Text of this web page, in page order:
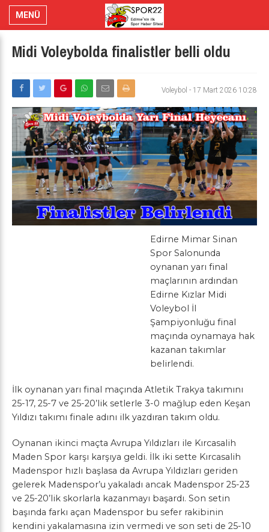
MENÜ
Midi Voleybolda finalistler belli oldu
Voleybol - 17 Mart 2026 10:28
Edirne Mimar Sinan
Spor Salonunda
oynanan yarı final
maçlarının ardından
Edirne Kızlar Midi
Voleybol İl
Şampiyonluğu final
maçında oynamaya hak
kazanan takımlar
belirlendi.
İlk oynanan yarı final maçında Atletik Trakya takımını
25-17, 25-7 ve 25-20’lik setlerle 3-0 mağlup eden Keşan
Yıldızı takımı finale adını ilk yazdıran takım oldu.
Oynanan ikinci maçta Avrupa Yıldızları ile Kırcasalih
Maden Spor karşı karşıya geldi. İlk iki sette Kırcasalih
Madenspor hızlı başlasa da Avrupa Yıldızları geriden
gelerek Madenspor’u yakaladı ancak Madenspor 25-23
ve 25-20’lik skorlarla kazanmayı başardı. Son setin
başında farkı açan Madenspor bu sefer rakibinin
kendini yakalamasına izin vermedi ve son seti de 25-10